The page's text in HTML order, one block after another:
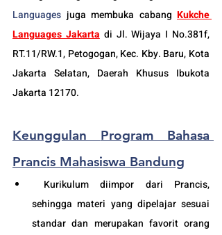
Languages juga membuka cabang Kukche
Languages Jakarta di Jl. Wijaya I No.381f,
RT.11/RW.1, Petogogan, Kec. Kby. Baru, Kota
Jakarta Selatan, Daerah Khusus Ibukota
Jakarta 12170.
Keunggulan Program Bahasa
Prancis Mahasiswa Bandung
sehingga materi yang dipelajar sesuai
standar dan merupakan favorit orang